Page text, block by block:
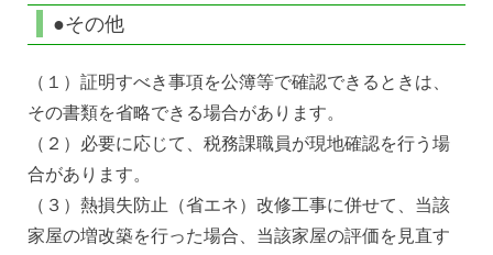
●その他
（１）証明すべき事項を公簿等で確認できるときは、
その書類を省略できる場合があります。
（２）必要に応じて、税務課職員が現地確認を行う場
合があります。
（３）熱損失防止（省エネ）改修工事に併せて、当該
家屋の増改築を行った場合、当該家屋の評価を見直す